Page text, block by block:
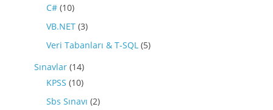
C# (10)
VB.NET (3)
Veri Tabanları & T-SQL (5)
Sınavlar (14)
KPSS (10)
Sbs Sınavı (2)